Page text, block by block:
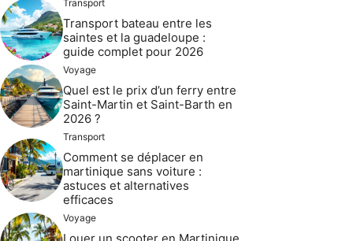
Transport
Transport bateau entre les
saintes et la guadeloupe :
guide complet pour 2026
Voyage
Quel est le prix d’un ferry entre
Saint-Martin et Saint-Barth en
2026 ?
Transport
Comment se déplacer en
martinique sans voiture :
astuces et alternatives
efficaces
Voyage
Louer un scooter en Martinique